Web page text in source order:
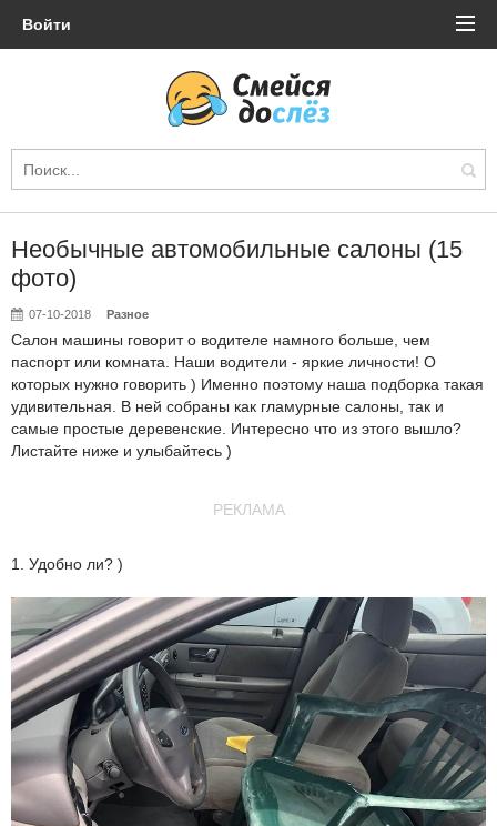
Войти
Необычные автомобильные салоны (15
фото)
07-10-2018 Разное
Салон машины говорит о водителе намного больше, чем
паспорт или комната. Наши водители - яркие личности! О
которых нужно говорить ) Именно поэтому наша подборка такая
удивительная. В ней собраны как гламурные салоны, так и
самые простые деревенские. Интересно что из этого вышло?
Листайте ниже и улыбайтесь )
РЕКЛАМА
1. Удобно ли? )